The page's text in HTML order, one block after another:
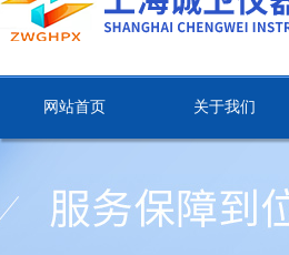
网站首页 关于我们